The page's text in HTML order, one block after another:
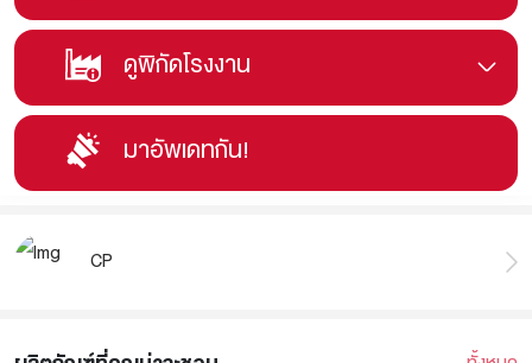
ดูพิกัดโรงงาน
มาอัพเดทกัน!
CP